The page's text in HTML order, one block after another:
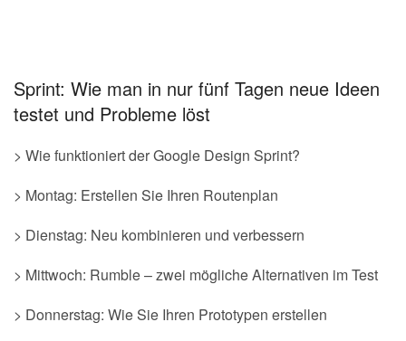
Sprint: Wie man in nur fünf Tagen neue Ideen
testet und Probleme löst
> Wie funktioniert der Google Design Sprint?
> Montag: Erstellen Sie Ihren Routenplan
> Dienstag: Neu kombinieren und verbessern
> Mittwoch: Rumble – zwei mögliche Alternativen im Test
> Donnerstag: Wie Sie Ihren Prototypen erstellen